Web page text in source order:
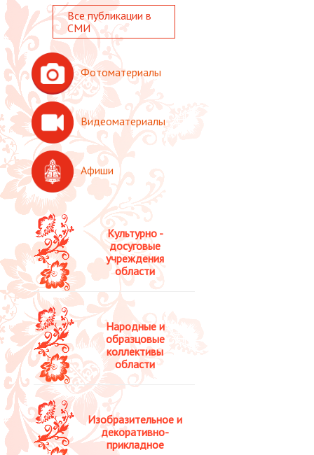
Культурно -
досуговые
учреждения
области
Народные и
образцовые
коллективы
области
Изобразительное и
декоративно-
прикладное
Все публикации в
СМИ
Фотоматериалы
Видеоматериалы
Афиши